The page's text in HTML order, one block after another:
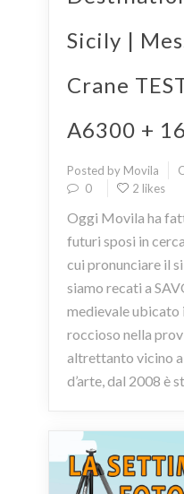
Sicily |
Crane
A6300 +
Posted by Movila
0
2 likes
Oggi Movila ha
futuri sposi in
cui pronunciare il
siamo recati a
medievale ubicato
roccioso nella
altrettanto vicino a
d’arte, dal 2008 è